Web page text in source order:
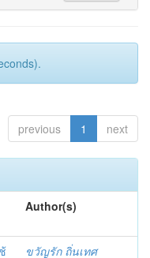
previous 1 next
Author(s)
ขวัญรัก ถิ่นเทศ